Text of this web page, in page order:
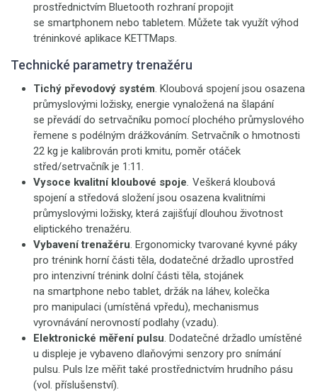
prostřednictvím Bluetooth rozhraní propojit
se smartphonem nebo tabletem. Můžete tak využít výhod
tréninkové aplikace KETTMaps.
Technické parametry trenažéru
Tichý převodový systém. Kloubová spojení jsou osazena
průmyslovými ložisky, energie vynaložená na šlapání
se převádí do setrvačníku pomocí plochého průmyslového
řemene s podélným drážkováním. Setrvačník o hmotnosti
22 kg je kalibrován proti kmitu, poměr otáček
střed/setrvačník je 1:11.
Vysoce kvalitní kloubové spoje. Veškerá kloubová
spojení a středová složení jsou osazena kvalitními
průmyslovými ložisky, která zajišťují dlouhou životnost
eliptického trenažéru.
Vybavení trenažéru. Ergonomicky tvarované kyvné páky
pro trénink horní části těla, dodatečné držadlo uprostřed
pro intenzivní trénink dolní části těla, stojánek
na smartphone nebo tablet, držák na láhev, kolečka
pro manipulaci (umístěná vpředu), mechanismus
vyrovnávání nerovností podlahy (vzadu).
Elektronické měření pulsu. Dodatečné držadlo umístěné
u displeje je vybaveno dlaňovými senzory pro snímání
pulsu. Puls lze měřit také prostřednictvím hrudního pásu
(vol. příslušenství).